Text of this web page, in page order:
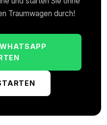
Traumwagen durch!